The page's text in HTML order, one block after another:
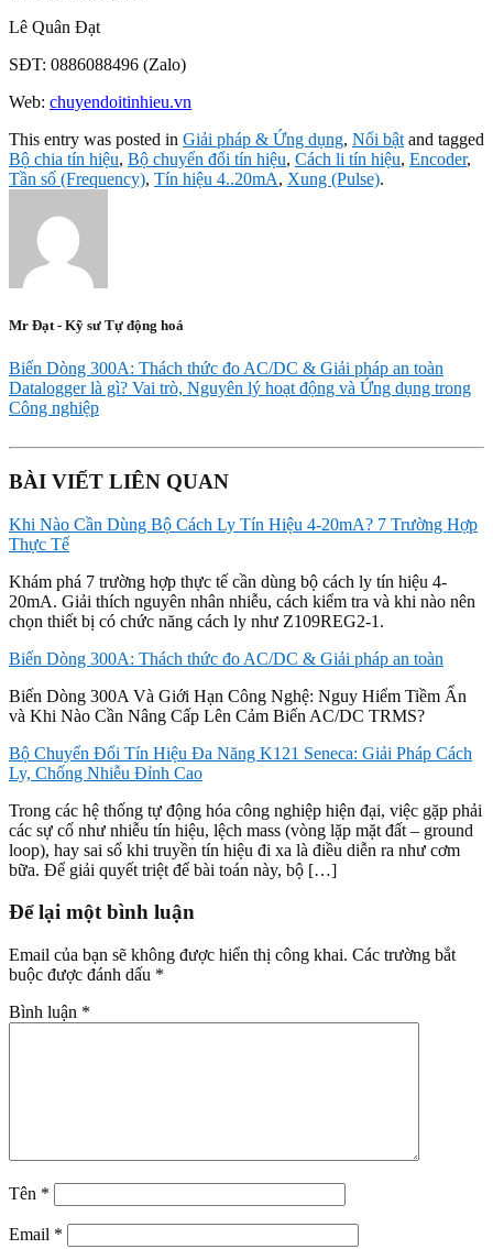
Lê Quân Đạt
SĐT: 0886088496 (Zalo)
Web: chuyendoitinhieu.vn
This entry was posted in Giải pháp & Ứng dụng, Nổi bật and tagged
Bộ chia tín hiệu, Bộ chuyển đổi tín hiệu, Cách li tín hiệu, Encoder,
Tần số (Frequency), Tín hiệu 4..20mA, Xung (Pulse).
Mr Đạt - Kỹ sư Tự động hoá
Biến Dòng 300A: Thách thức đo AC/DC & Giải pháp an toàn
Datalogger là gì? Vai trò, Nguyên lý hoạt động và Ứng dụng trong
Công nghiệp
BÀI VIẾT LIÊN QUAN
Khi Nào Cần Dùng Bộ Cách Ly Tín Hiệu 4-20mA? 7 Trường Hợp
Thực Tế
Khám phá 7 trường hợp thực tế cần dùng bộ cách ly tín hiệu 4-
20mA. Giải thích nguyên nhân nhiễu, cách kiểm tra và khi nào nên
chọn thiết bị có chức năng cách ly như Z109REG2-1.
Biến Dòng 300A: Thách thức đo AC/DC & Giải pháp an toàn
Biến Dòng 300A Và Giới Hạn Công Nghệ: Nguy Hiểm Tiềm Ẩn
và Khi Nào Cần Nâng Cấp Lên Cảm Biến AC/DC TRMS?
Bộ Chuyển Đổi Tín Hiệu Đa Năng K121 Seneca: Giải Pháp Cách
Ly, Chống Nhiễu Đỉnh Cao
Trong các hệ thống tự động hóa công nghiệp hiện đại, việc gặp phải
các sự cố như nhiễu tín hiệu, lệch mass (vòng lặp mặt đất – ground
loop), hay sai số khi truyền tín hiệu đi xa là điều diễn ra như cơm
bữa. Để giải quyết triệt để bài toán này, bộ […]
Để lại một bình luận
Email của bạn sẽ không được hiển thị công khai. Các trường bắt
buộc được đánh dấu *
Bình luận *
Tên *
Email *